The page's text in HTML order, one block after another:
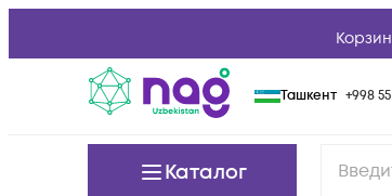
Ташкент +998
Каталог